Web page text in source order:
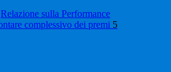
Relazione sulla Performance
complessivo dei premi 5